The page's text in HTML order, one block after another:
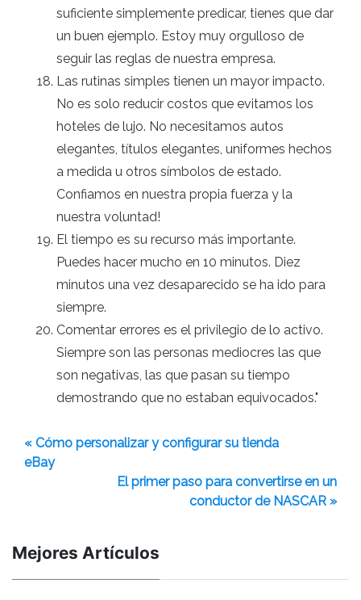
suficiente simplemente predicar, tienes que dar
un buen ejemplo. Estoy muy orgulloso de
seguir las reglas de nuestra empresa.
Las rutinas simples tienen un mayor impacto.
No es solo reducir costos que evitamos los
hoteles de lujo. No necesitamos autos
elegantes, títulos elegantes, uniformes hechos
a medida u otros símbolos de estado.
Confiamos en nuestra propia fuerza y ​​la
nuestra voluntad!
El tiempo es su recurso más importante.
Puedes hacer mucho en 10 minutos. Diez
minutos una vez desaparecido se ha ido para
siempre.
Comentar errores es el privilegio de lo activo.
Siempre son las personas mediocres las que
son negativas, las que pasan su tiempo
demostrando que no estaban equivocados."
« Cómo personalizar y configurar su tienda
eBay
El primer paso para convertirse en un
conductor de NASCAR »
Mejores Artículos